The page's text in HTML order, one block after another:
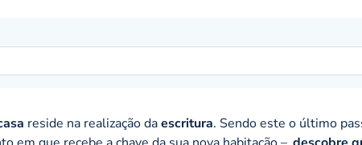
reside na realização daescritura. Sendo este o último